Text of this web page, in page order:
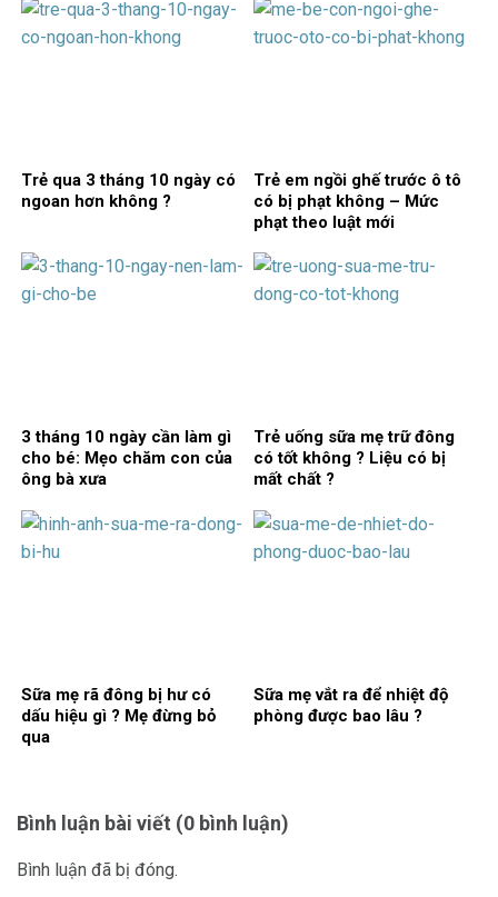
Trẻ qua 3 tháng 10 ngày có
ngoan hơn không ?
Trẻ em ngồi ghế trước ô tô
có bị phạt không – Mức
phạt theo luật mới
3 tháng 10 ngày cần làm gì
cho bé: Mẹo chăm con của
ông bà xưa
Trẻ uống sữa mẹ trữ đông
có tốt không ? Liệu có bị
mất chất ?
Sữa mẹ rã đông bị hư có
dấu hiệu gì ? Mẹ đừng bỏ
qua
Sữa mẹ vắt ra để nhiệt độ
phòng được bao lâu ?
Bình luận bài viết (0 bình luận)
Bình luận đã bị đóng.